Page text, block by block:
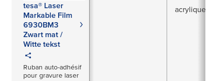
tesa® Laser
Markable Film
6930BM3
Zwart mat /
Witte tekst
Ruban auto-adhésif
pour gravure laser
acrylique